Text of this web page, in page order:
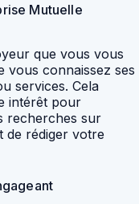
Mutuelle
que vous vous
vous connaissez ses
services. Cela
intérêt pour
recherches sur
de rédiger votre